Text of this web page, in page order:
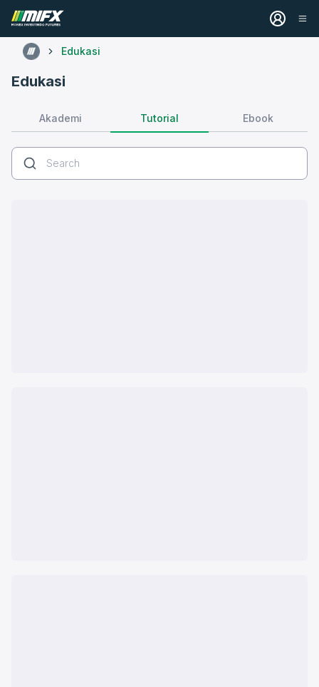
Edukasi
Edukasi
Akademi Tutorial Ebook